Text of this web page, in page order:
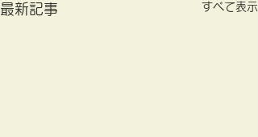
最新記事 すべて表示